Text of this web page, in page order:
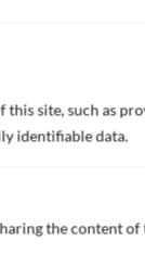
site, such as
identifiable data.
the content of